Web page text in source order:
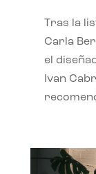
Tras la
Carla
el
Ivan